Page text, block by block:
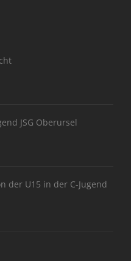
JSG Oberursel
der U15 in der C-Jugend